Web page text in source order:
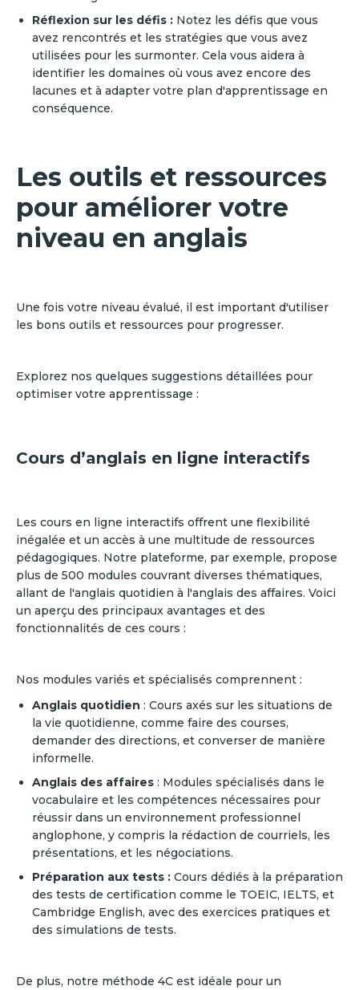
Réflexion sur les défis : Notez les défis que vous
avez rencontrés et les stratégies que vous avez
utilisées pour les surmonter. Cela vous aidera à
identifier les domaines où vous avez encore des
lacunes et à adapter votre plan d'apprentissage en
conséquence.
Les outils et ressources
pour améliorer votre
niveau en anglais
Une fois votre niveau évalué, il est important d'utiliser
les bons outils et ressources pour progresser.
Explorez nos quelques suggestions détaillées pour
optimiser votre apprentissage :
Cours d’anglais en ligne interactifs
Les cours en ligne interactifs offrent une flexibilité
inégalée et un accès à une multitude de ressources
pédagogiques. Notre plateforme, par exemple, propose
plus de 500 modules couvrant diverses thématiques,
allant de l'anglais quotidien à l'anglais des affaires. Voici
un aperçu des principaux avantages et des
fonctionnalités de ces cours :
Nos modules variés et spécialisés comprennent :
Anglais quotidien : Cours axés sur les situations de
la vie quotidienne, comme faire des courses,
demander des directions, et converser de manière
informelle.
Anglais des affaires : Modules spécialisés dans le
vocabulaire et les compétences nécessaires pour
réussir dans un environnement professionnel
anglophone, y compris la rédaction de courriels, les
présentations, et les négociations.
Préparation aux tests : Cours dédiés à la préparation
des tests de certification comme le TOEIC, IELTS, et
Cambridge English, avec des exercices pratiques et
des simulations de tests.
De plus, notre méthode 4C est idéale pour un